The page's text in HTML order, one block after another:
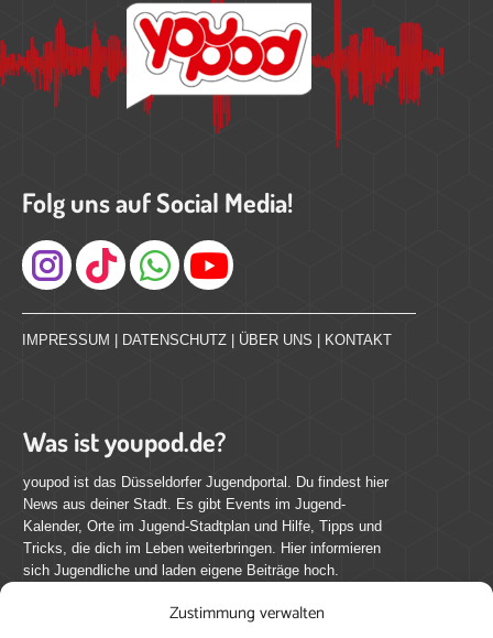
Zustimmung verwalten
Folg uns auf Social Media!
Instagram
IMPRESSUM DATENSCHUTZ ÜBER UNS KONTAKT
Was ist youpod.de?
youpod ist das Düsseldorfer Jugendportal. Du findest hier
News aus deiner Stadt. Es gibt Events im Jugend-
Kalender, Orte im Jugend-Stadtplan und Hilfe, Tipps und
Tricks, die dich im Leben weiterbringen. Hier informieren
sich Jugendliche und laden eigene Beiträge hoch.